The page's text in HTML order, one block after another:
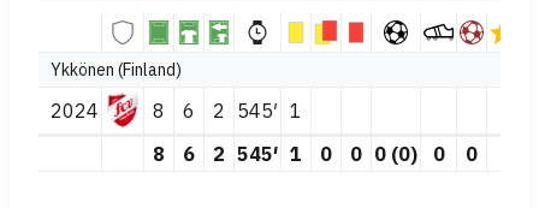
Ykkönen (Finland)
2024 8 6 2 545′ 1
8
6 2 545′ 1 0 0 0 (0) 0 0